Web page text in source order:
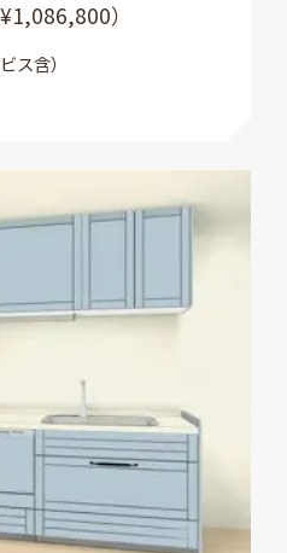
¥1,086,800）
ス含）